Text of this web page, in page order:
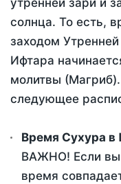
утренней зари и
солнца. То есть,
заходом
Ифтара
молитвы
следующее
Время Сухура в
ВАЖНО! Если вы
время